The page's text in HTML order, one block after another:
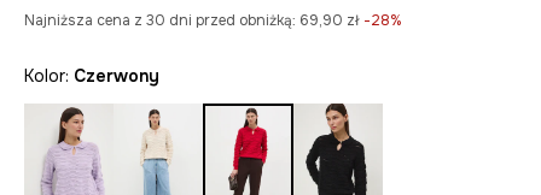
Najniższa cena z 30 dni przed obniżką: 69,90 zł -28%
Kolor: czerwony